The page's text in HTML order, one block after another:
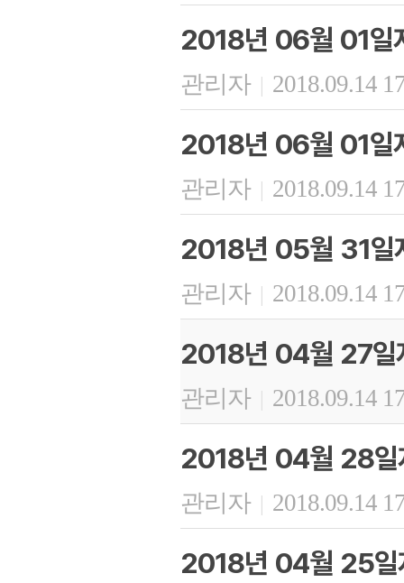
2018년 06월 01일
관리자 | 2018.09.14
2018년 06월 01일
관리자 | 2018.09.14
2018년 05월 31일
관리자 | 2018.09.14
2018년 04월 27일
관리자 | 2018.09.14
2018년 04월 28일
관리자 | 2018.09.14
2018년 04월 25일